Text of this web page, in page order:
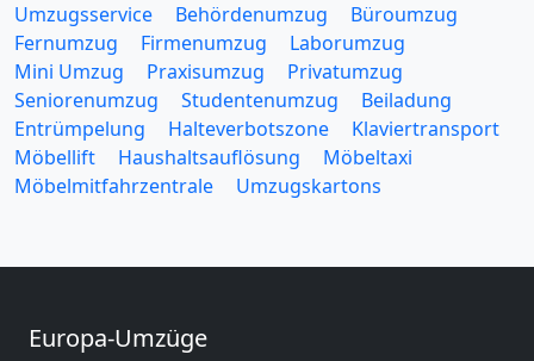
Umzugsservice Behördenumzug
Büroumzug
Fernumzug
Firmenumzug
Laborumzug
Mini Umzug
Praxisumzug
Privatumzug
Seniorenumzug
Studentenumzug
Beiladung
Entrümpelung
Halteverbotszone
Klaviertransport
Möbellift
Haushaltsauflösung
Möbeltaxi
Möbelmitfahrzentrale
Umzugskartons
Europa-Umzüge